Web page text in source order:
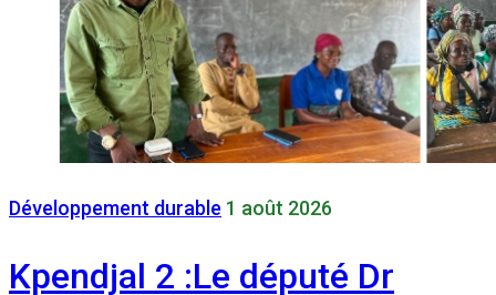
Développement durable 1 août 2026
Kpendjal 2 :Le député Dr